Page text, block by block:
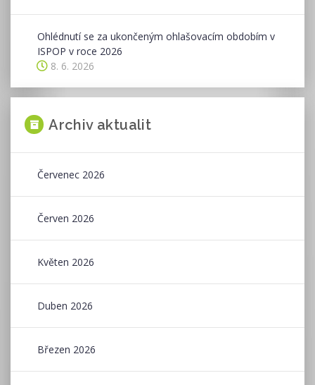
Ohlédnutí se za ukončeným ohlašovacím obdobím v
ISPOP v roce 2026
8. 6. 2026
Archiv aktualit
Červenec 2026
Červen 2026
Květen 2026
Duben 2026
Březen 2026